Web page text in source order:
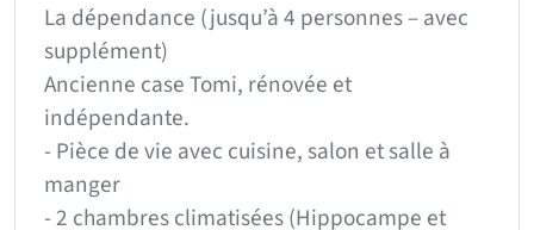
La dépendance (jusqu’à 4 personnes – avec
supplément)
Ancienne case Tomi, rénovée et
indépendante.
- Pièce de vie avec cuisine, salon et salle à
manger
- 2 chambres climatisées (Hippocampe et